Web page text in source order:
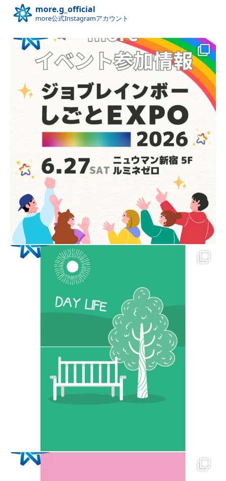
more.g_official
more公式Instagramアカウント